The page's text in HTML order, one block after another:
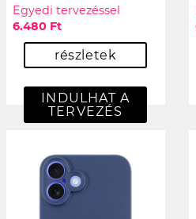
Egyedi tervezéssel
6.480 Ft
részletek
INDULHAT A
TERVEZÉS